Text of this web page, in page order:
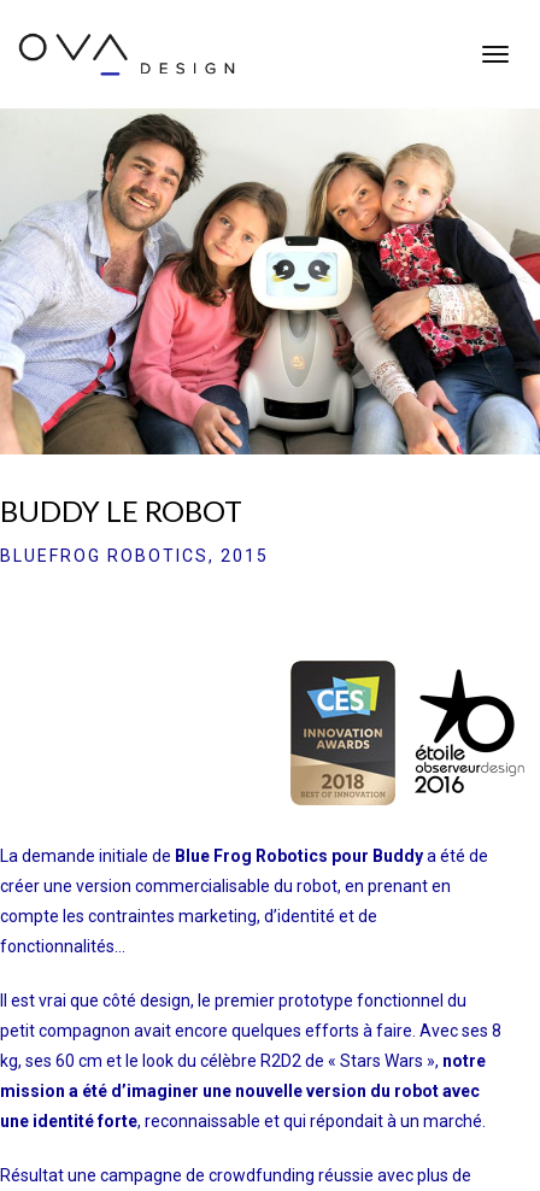
Toggle
BUDDY LE ROBOT
BLUEFROG ROBOTICS, 2015
La demande initiale de Blue Frog Robotics pour Buddya été de
créer une version commercialisable du robot, en prenant en
compte les contraintes marketing, d’identité et de
fonctionnalités…
Il est vrai que côté design, le premier prototype fonctionnel du
petit compagnon avait encore quelques efforts à faire. Avec ses 8
kg, ses 60 cm et le look du célèbre R2D2 de « Stars Wars », notre
mission a été d’imaginer une nouvelle version du robot avec
une identité forte, reconnaissable et qui répondait à un marché.
Résultat une campagne de crowdfunding réussie avec plus de